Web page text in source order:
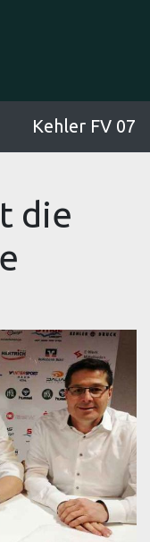
Kehler FV 07
die